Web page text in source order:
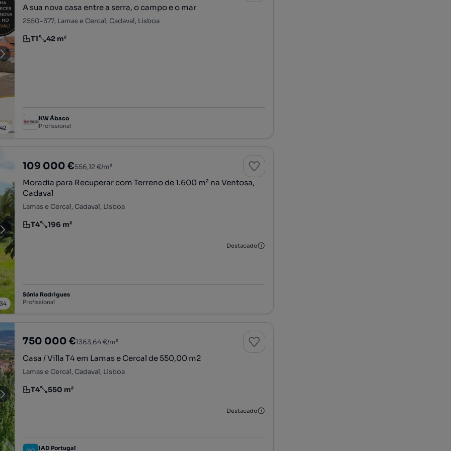
42
A sua nova casa entre a serra, o campo e o mar
2550-377, Lamas e Cercal, Cadaval, Lisboa
Tipologia
T1
Preço por metro quadrado
42 m²
KW Ábaco
Profissional
34
109 000 €556,12 €/m²
Moradia para Recuperar com Terreno de 1.600 m² na Ventosa,
Cadaval
Lamas e Cercal, Cadaval, Lisboa
Tipologia
T4
Preço por metro quadrado
196 m²
Destacado
Sónia Rodrigues
Profissional
750 000 €1363,64 €/m²
Casa / Villa T4 em Lamas e Cercal de 550,00 m2
Lamas e Cercal, Cadaval, Lisboa
Tipologia
T4
Preço por metro quadrado
550 m²
Destacado
IAD Portugal